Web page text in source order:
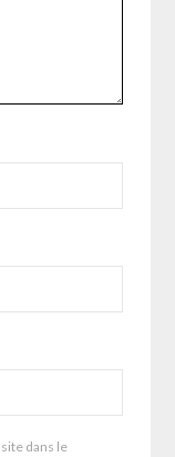
dans le